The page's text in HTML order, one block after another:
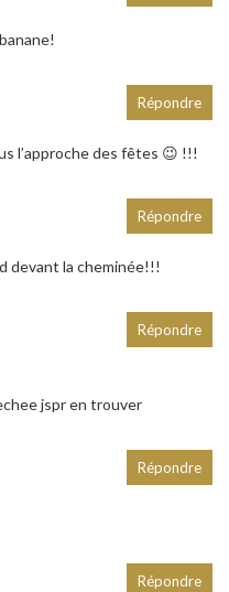
l’approche des fêtes 😉 !!!
Répondre
devant la cheminée!!!
Répondre
jspr en trouver
Répondre
Répondre
Répondre